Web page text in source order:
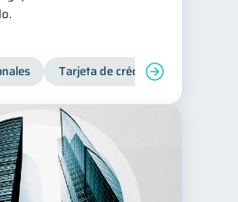
Doble sueldo 1
1
1
Tarjeta de crédito